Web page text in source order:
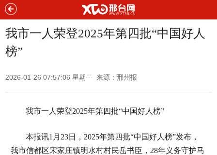
我市一人荣登2025年第四批“中国好人
榜”
2026-01-26 07:57:06 星期一 来源：邢州报
我市一人荣登2025年第四批“中国好人榜”
本报讯1月23日，2025年第四批“中国好人榜”发布，
我市信都区宋家庄镇明水村村民岳书臣，28年义务守护马